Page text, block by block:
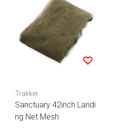
Trakker
Sanctuary 42inch Landi
ng Net Mesh